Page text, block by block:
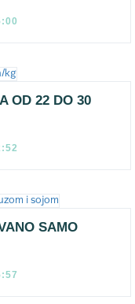
OD 22 DO 30
SAMO